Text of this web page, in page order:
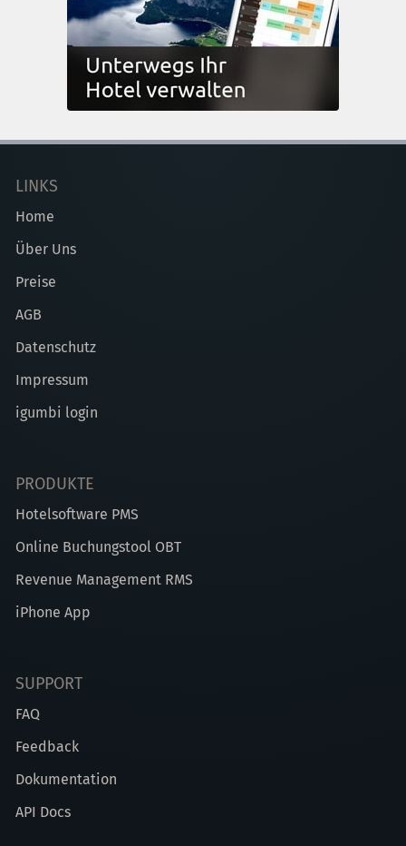
LINKS
Home
Über Uns
Preise
AGB
Datenschutz
Impressum
igumbi login
PRODUKTE
Hotelsoftware PMS
Online Buchungstool OBT
Revenue Management RMS
iPhone App
SUPPORT
FAQ
Feedback
Dokumentation
API Docs